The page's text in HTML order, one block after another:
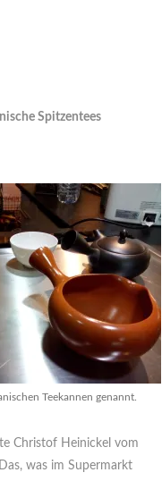
Spitzentees
Teekannen genannt.
Christof Heinickel vom
was im Supermarkt